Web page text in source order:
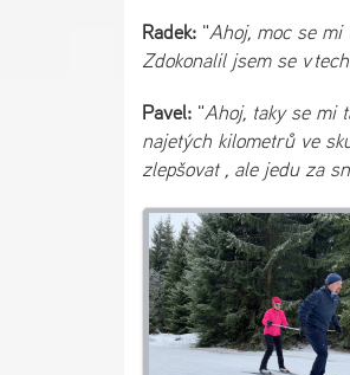
Radek:"Ahoj, moc se
Zdokonalil jsem se v
Pavel:"Ahoj, taky se mi
najetých kilometrů ve
zlepšovat , ale jedu za